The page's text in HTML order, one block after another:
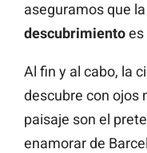
aseguramos que
descubrimientoes
Al fin y al cabo, la
descubre con ojos
paisaje son el
enamorar de